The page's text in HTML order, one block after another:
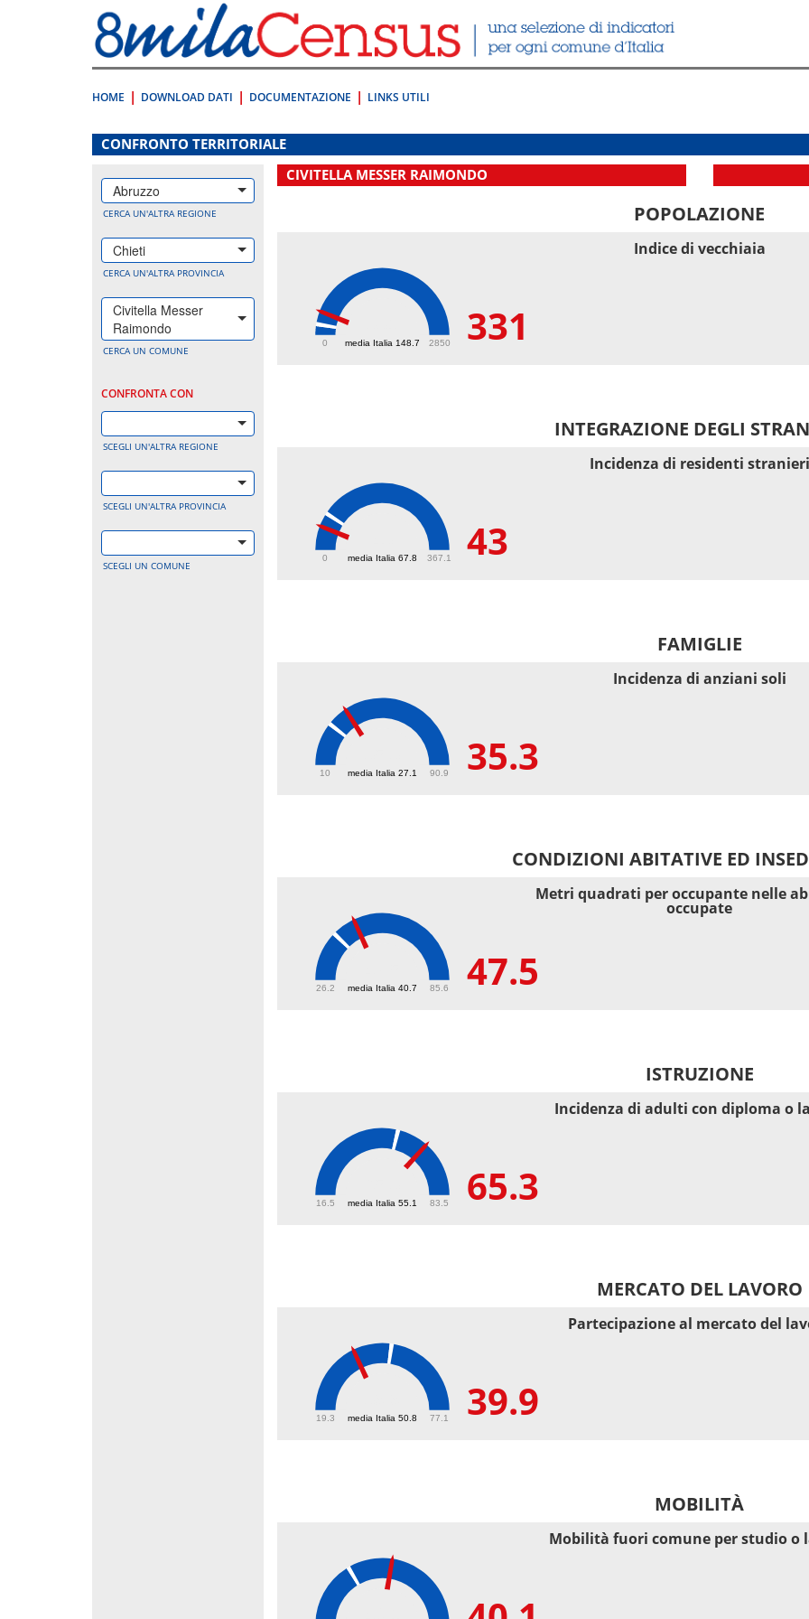
direttamente
a:
Contenuto
HOME DOWNLOAD DATI DOCUMENTAZIONE LINKS UTILI
.
CONFRONTO TERRITORIALE
Abruzzo
CERCA UN'ALTRA REGIONE
Chieti
CERCA UN'ALTRA PROVINCIA
Civitella Messer
Raimondo
CERCA UN COMUNE
CONFRONTA CON
SCEGLI UN'ALTRA REGIONE
SCEGLI UN'ALTRA PROVINCIA
SCEGLI UN COMUNE
CIVITELLA MESSER RAIMONDO
POPOLAZIONE
media Italia 148.7
0 2850 331
Indice di vecchiaia
INTEGRAZIONE DEGLI
media Italia 67.8
0 367.1 43
Incidenza di residenti stranieri
FAMIGLIE
media Italia 27.1
10 90.9 35.3
Incidenza di anziani soli
CONDIZIONI ABITATIVE ED
media Italia 40.7
26.2 85.6 47.5
Metri quadrati per occupante nelle
occupate
ISTRUZIONE
media Italia 55.1
16.5 83.5 65.3
Incidenza di adulti con diploma o
MERCATO DEL LAVORO
media Italia 50.8
19.3 77.1 39.9
Partecipazione al mercato del
MOBILITÀ
Mobilità fuori comune per studio o